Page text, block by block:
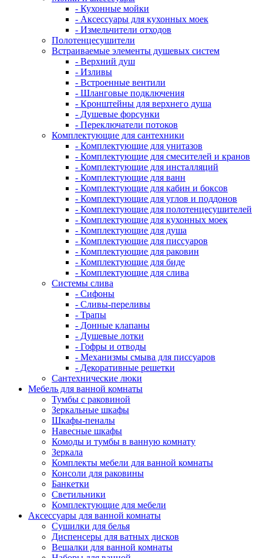
- Кухонные мойки
- Аксессуары для кухонных моек
- Измельчители отходов
Полотенцесушители
Встраиваемые элементы душевых систем
- Верхний душ
- Изливы
- Встроенные вентили
- Шланговые подключения
- Кронштейны для верхнего душа
- Душевые форсунки
- Переключатели потоков
Комплектующие для сантехники
- Комплектующие для унитазов
- Комплектующие для смесителей и кранов
- Комплектующие для инсталляций
- Комплектующие для ванн
- Комплектующие для кабин и боксов
- Комплектующие для углов и поддонов
- Комплектующие для полотенцесушителей
- Комплектующие для кухонных моек
- Комплектующие для душа
- Комплектующие для писсуаров
- Комплектующие для раковин
- Комплектующие для биде
- Комплектующие для слива
Системы слива
- Сифоны
- Сливы-переливы
- Трапы
- Донные клапаны
- Душевые лотки
- Гофры и отводы
- Механизмы смыва для писсуаров
- Декоративные решетки
Сантехнические люки
Мебель для ванной комнаты
Тумбы с раковиной
Зеркальные шкафы
Шкафы-пеналы
Навесные шкафы
Комоды и тумбы в ванную комнату
Зеркала
Комплекты мебели для ванной комнаты
Консоли для раковины
Банкетки
Светильники
Комплектующие для мебели
Аксессуары для ванной комнаты
Сушилки для белья
Диспенсеры для ватных дисков
Вешалки для ванной комнаты